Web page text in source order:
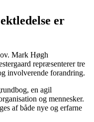
er
Mark Høgh
repræsenterer tre
involverende forandring.
en agil
og mennesker.
af både nye og erfarne